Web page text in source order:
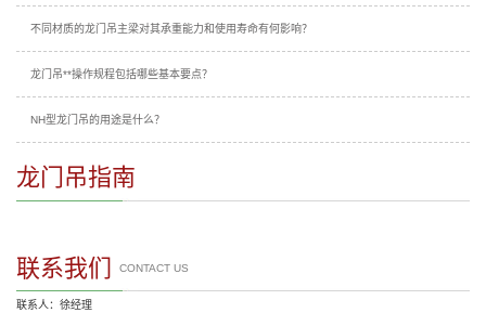
不同材质的龙门吊主梁对其承重能力和使用寿命有何影响？
龙门吊**操作规程包括哪些基本要点？
NH型龙门吊的用途是什么？
龙门吊指南
联系我们 CONTACT US
联系人：徐经理